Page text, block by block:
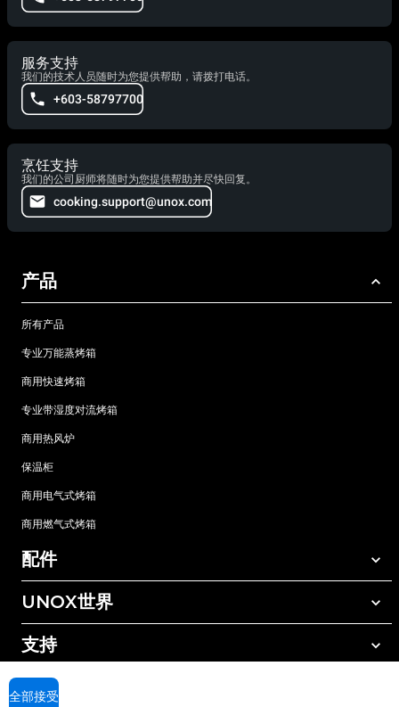
服务支持
我们的技术人员随时为您提供帮助，请拨打电话。
+603-58797700
烹饪支持
我们的公司厨师将随时为您提供帮助并尽快回复。
cooking.support@unox.com
产品
所有产品
专业万能蒸烤箱
商用快速烤箱
专业带湿度对流烤箱
商用热风炉
保温柜
商用电气式烤箱
商用燃气式烤箱
配件
所有配件
手动清洗清洁剂
树脂过滤水处理
UNOX世界
我们在全球的办事处
支持
UNOX质保
全部接受